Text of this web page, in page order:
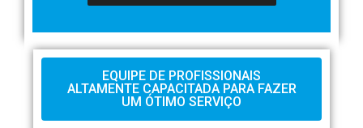
EQUIPE DE PROFISSIONAIS
ALTAMENTE CAPACITADA PARA FAZER
UM ÓTIMO SERVIÇO